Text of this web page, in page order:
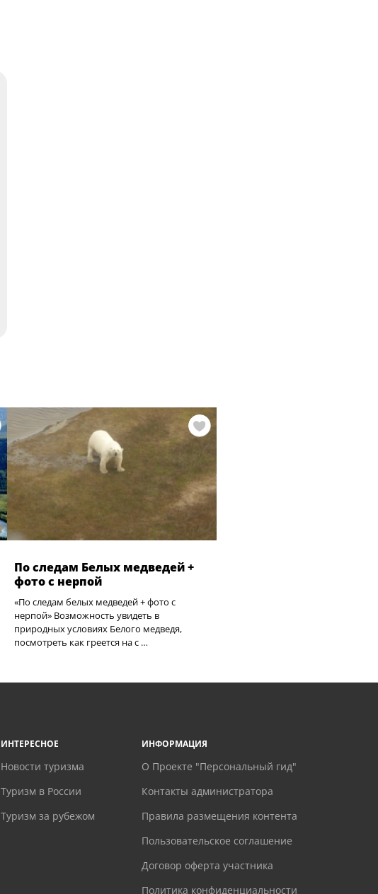
По следам Белых медведей +
фото с нерпой
«По следам белых медведей + фото с
нерпой» Возможность увидеть в
природных условиях Белого медведя,
посмотреть как греется на с …
ИНТЕРЕСНОЕ
Новости туризма
Туризм в России
Туризм за рубежом
ИНФОРМАЦИЯ
О Проекте "Персональный гид"
Контакты администратора
Правила размещения контента
Пользовательское соглашение
Договор оферта участника
Политика конфиденциальности